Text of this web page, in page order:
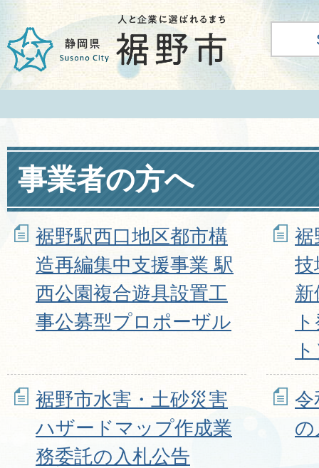
事業者の方へ
裾野駅西口地区都市構
造再編集中支援事業 駅
西公園複合遊具設置工
事公募型プロポーザル
裾
技
新
裾野市水害・土砂災害
ハザードマップ作成業
務委託の入札公告
令
の